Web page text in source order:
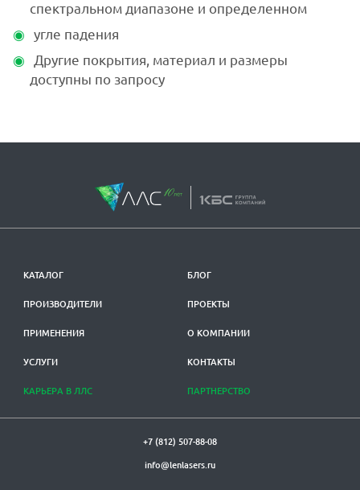
спектральном диапазоне и определенном
угле падения
Другие покрытия, материал и размеры
доступны по запросу
КАТАЛОГ
ПРОИЗВОДИТЕЛИ
ПРИМЕНЕНИЯ
УСЛУГИ
КАРЬЕРА В ЛЛС
БЛОГ
ПРОЕКТЫ
О КОМПАНИИ
КОНТАКТЫ
ПАРТНЕРСТВО
+7 (812) 507-88-08
info@lenlasers.ru